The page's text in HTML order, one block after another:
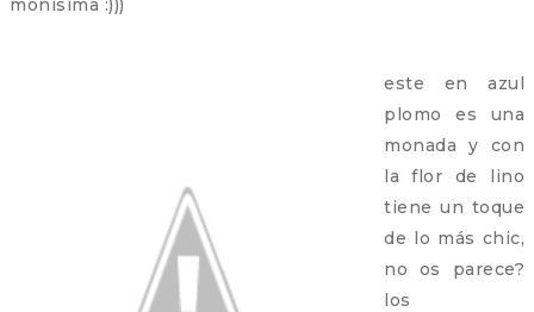
monísima :)))
este en azul
plomo es una
monada y con
la flor de lino
tiene un toque
de lo más chic,
no os parece?
los